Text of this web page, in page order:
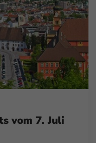
vom 7. Juli